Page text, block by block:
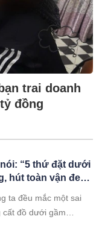
trai doanh
đồng
“5 thứ đặt dưới
hút toàn vận đen,
ta đều mắc một sai
cất đồ dưới gầm